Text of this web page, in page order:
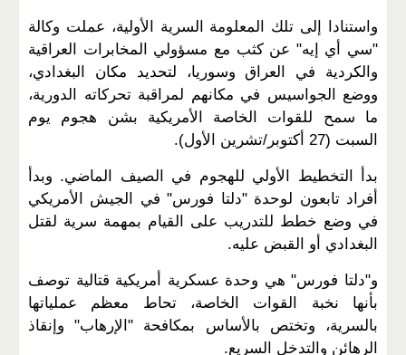
واستنادا إلى تلك المعلومة السرية الأولية، عملت وكالة
"سي أي إيه" عن كثب مع مسؤولي المخابرات العراقية
والكردية في العراق وسوريا، لتحديد مكان البغدادي،
ووضع الجواسيس في مكانهم لمراقبة تحركاته الدورية،
ما سمح للقوات الخاصة الأمريكية بشن هجوم يوم
السبت (27 أكتوبر/تشرين الأول).
بدأ التخطيط الأولي للهجوم في الصيف الماضي. وبدأ
أفراد تابعون لوحدة "دلتا فورس" في الجيش الأمريكي
في وضع خطط للتدريب على القيام بمهمة سرية لقتل
البغدادي أو القبض عليه.
و"دلتا فورس" هي وحدة عسكرية أمريكية قتالية توصف
بأنها نخبة القوات الخاصة، تحاط معظم عملياتها
بالسرية، وتختص بالأساس بمكافحة "الإرهاب" وإنقاذ
الرهائن والتدخل السريع.